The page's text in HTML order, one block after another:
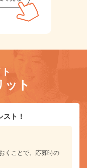
ット
ト！
くことで、応募時の